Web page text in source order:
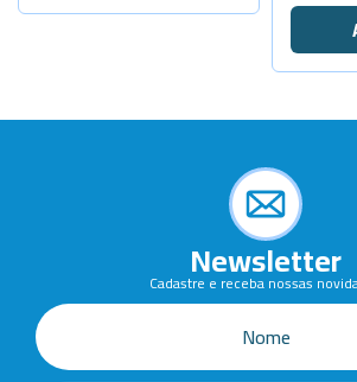
Newsletter
Cadastre e receba nossas